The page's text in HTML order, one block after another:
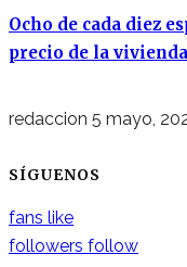
Ocho de cada diez
precio de la vivienda
redaccion 5 mayo,
SÍGUENOS
fans like
followers follow